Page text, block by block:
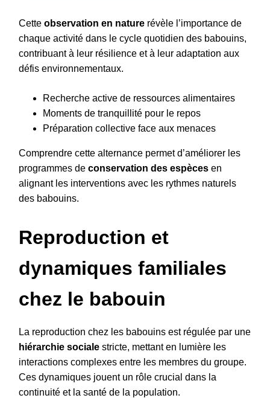
Cette observation en nature révèle l’importance de
chaque activité dans le cycle quotidien des babouins,
contribuant à leur résilience et à leur adaptation aux
défis environnementaux.
Recherche active de ressources alimentaires
Moments de tranquillité pour le repos
Préparation collective face aux menaces
Comprendre cette alternance permet d’améliorer les
programmes de conservation des espèces en
alignant les interventions avec les rythmes naturels
des babouins.
Reproduction et
dynamiques familiales
chez le babouin
La reproduction chez les babouins est régulée par une
hiérarchie sociale stricte, mettant en lumière les
interactions complexes entre les membres du groupe.
Ces dynamiques jouent un rôle crucial dans la
continuité et la santé de la population.